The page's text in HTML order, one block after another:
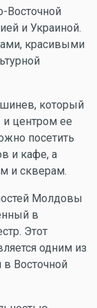
Восточной
и Украиной.
красивыми
который
центром ее
посетить
и кафе, а
и скверам.
Молдовы
в
Этот
одним из
Восточной